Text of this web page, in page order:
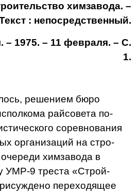
химзавода. –
: непосредственный.
– 1975. – 11 февраля. – С.
1.
ре­шением бюро
райсовета по­
соревнования
организаций на стро­
химзавода в
УМР-9 треста «Строй­
переходящее